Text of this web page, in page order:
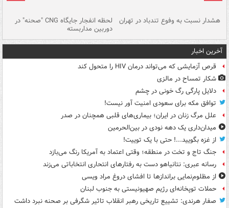
هشدار نسبت به وفوع تندباد در تهران لحظه انفجار جایگاه CNG "صحنه" در
دوربین مداربسته
آخرین اخبار
قرص آزمایشی که می‌تواند درمان HIV را متحول کند
شکار تمساح در مالزی
دلایل پارگی رگ خونی در چشم
توافق مکه برای سعودی امنیت آور نیست!
علل مرگ زنان در ایران؛ بیماری‌های قلبی همچنان در صدر
میدان‌داری یک دهه نودی در بین‌الحرمین
از غزه بگویید...! حتی با یک توییت!
جنگ تاج و تخت در منطقه؛ وقتی اعتماد به آمریکا رنگ می‌بازد
رسانه عبری: نتانیاهو دست به رفتارهای انتحاری انتخاباتی می‌زند
از مظلوم‌نمایی براندازها تا افشای دروغ مراد ویسی
حملات توپخانه‌ای رژیم صهیونیستی به جنوب لبنان
صفار هرندی: تشییع تاریخی رهبر انقلاب تاثیر شگرفی بر صحنه نبرد داشت